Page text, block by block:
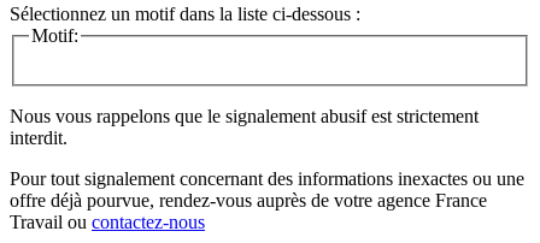
Sélectionnez un motif dans la liste ci-dessous :
Motif:
Nous vous rappelons que le signalement abusif est strictement
interdit.
Pour tout signalement concernant des informations inexactes ou une
offre déjà pourvue, rendez-vous auprès de votre agence France
Travail ou contactez-nous